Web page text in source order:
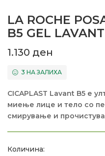
LA ROCHE
B5 GEL
1.130 ден
3 НА ЗАЛИХА
CICAPLAST Lavant B5 е
миење лице и тело со
смирување и
Количина: